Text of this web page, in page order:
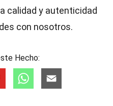
calidad y autenticidad
con nosotros.
Hecho: